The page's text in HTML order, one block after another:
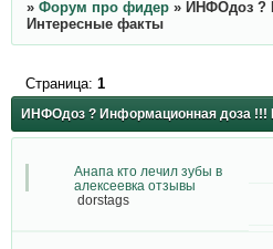
» Форум про фидер » ИНФОдоз ?
Интересные факты
ИНФОдоз ? Информационная доза !!!
Страница: 1
Анапа кто лечил зубы в
алексеевка отзывы
dorstags